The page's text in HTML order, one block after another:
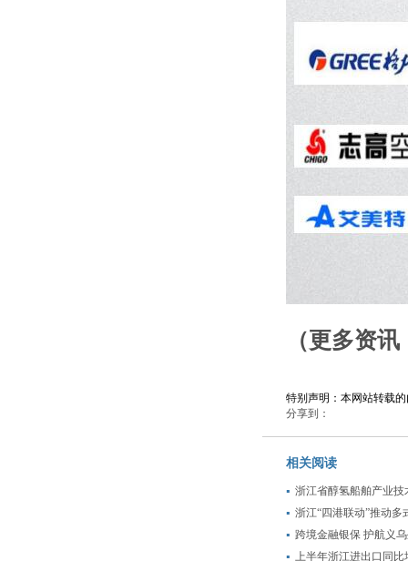
（更多资
特别声明：本网站转载
分享到：
相关阅读
浙江省醇氢船舶产业
浙江“四港联动”推动多
跨境金融银保 护航义
上半年浙江进出口同比